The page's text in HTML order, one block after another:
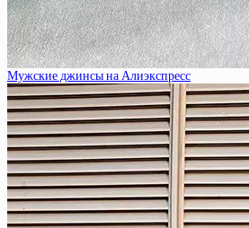
Мужские джинсы на Алиэкспресс